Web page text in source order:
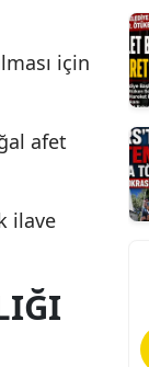
için
afet
ilave